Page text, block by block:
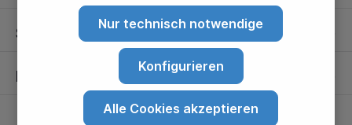
Partner
Standorte Nur technisch notwendige
Konfigurieren
Alle Cookies akzeptieren